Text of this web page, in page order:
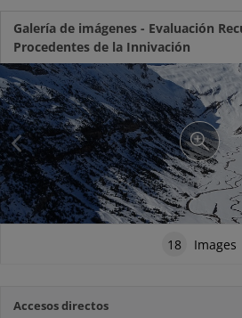
Galería de imágenes - Evaluación
Procedentes de la Innivación
18 Images
Accesos directos